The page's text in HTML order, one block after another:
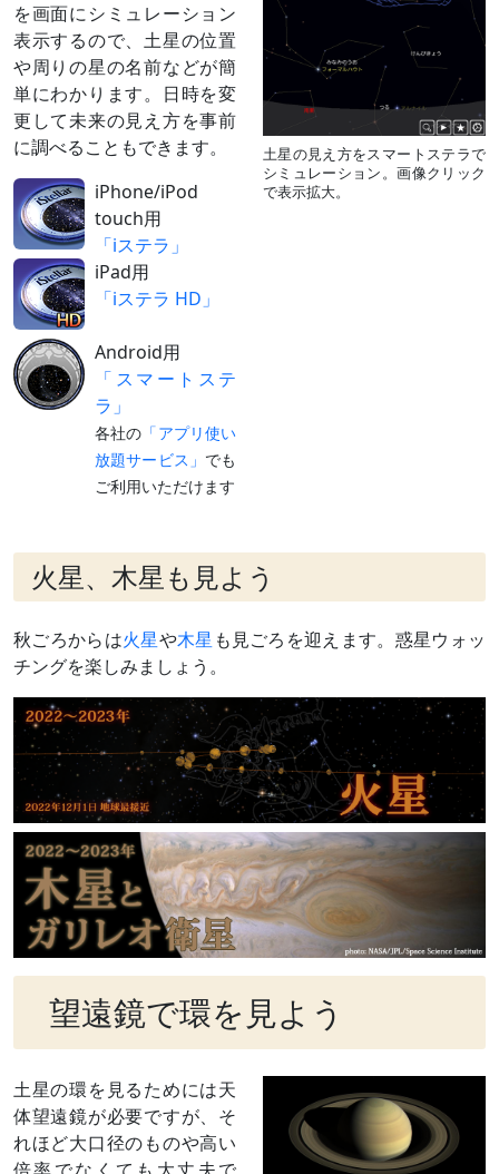
を画面にシミュレーション
表示するので、土星の位置
や周りの星の名前などが簡
単にわかります。日時を変
更して未来の見え方を事前
に調べることもできます。
iPhone/iPod
touch用
「iステラ」
iPad用
「iステラ HD」
Android用
「スマートステ
ラ」
各社の 「アプリ使い
放題サービス」 でも
ご利用いただけます
土星の見え方をスマートステラで
シミュレーション。画像クリック
で表示拡大。
火星、木星も見よう
秋ごろからは火星や木星 も見ごろを迎えます。惑星ウォッ
チングを楽しみましょう。
望遠鏡で環を見よう
土星の環を見るためには天
体望遠鏡が必要ですが、そ
れほど大口径のものや高い